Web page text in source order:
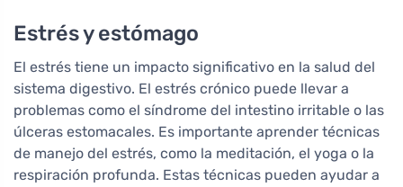
Estrés y estómago
El estrés tiene un impacto significativo en la salud del
sistema digestivo. El estrés crónico puede llevar a
problemas como el síndrome del intestino irritable o las
úlceras estomacales. Es importante aprender técnicas
de manejo del estrés, como la meditación, el yoga o la
respiración profunda. Estas técnicas pueden ayudar a